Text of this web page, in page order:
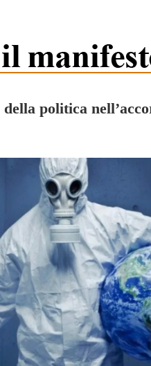
della politica